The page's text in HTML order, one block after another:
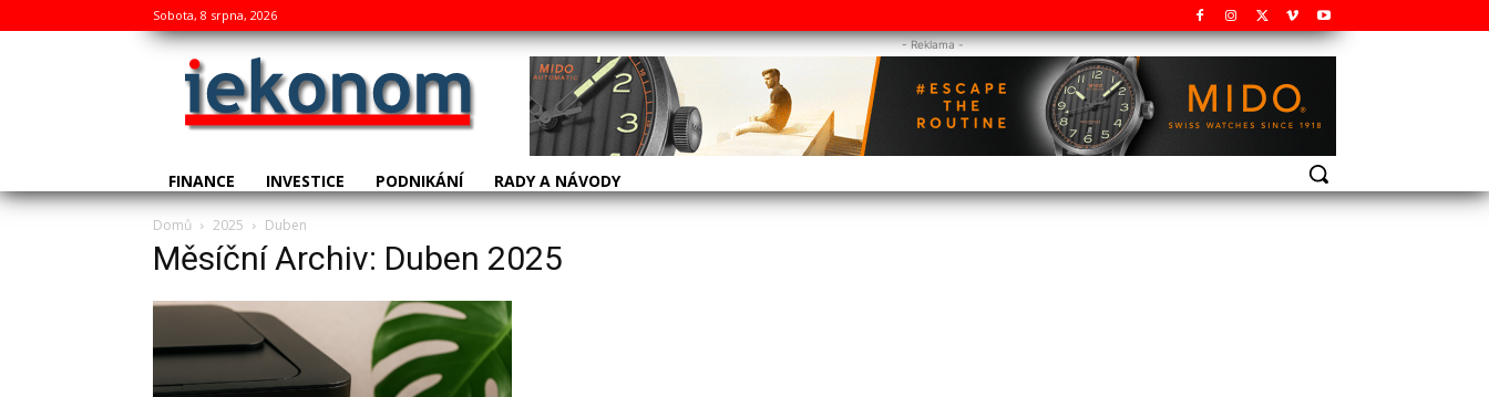
Sobota, 8 srpna, 2026
- Reklama -
FINANCE INVESTICE PODNIKÁNÍ RADY A NÁVODY
Domů 2025 Duben
Měsíční Archiv: Duben 2025